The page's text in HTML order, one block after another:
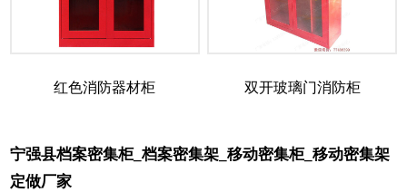
红色消防器材柜 双开玻璃门消防柜
宁强县档案密集柜_档案密集架_移动密集柜_移动密集架
定做厂家